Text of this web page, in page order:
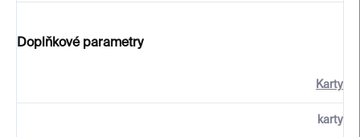
Doplňkové parametry
Karty
karty